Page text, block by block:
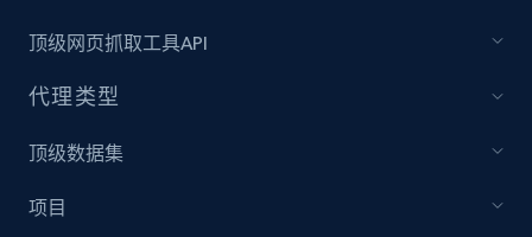
顶级网页抓取工具API
代理类型
顶级数据集
项目